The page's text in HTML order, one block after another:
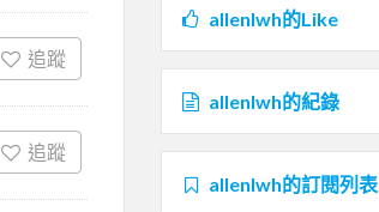
追蹤
追蹤
allenlwh的Like
allenlwh的紀錄
allenlwh的訂閱列表